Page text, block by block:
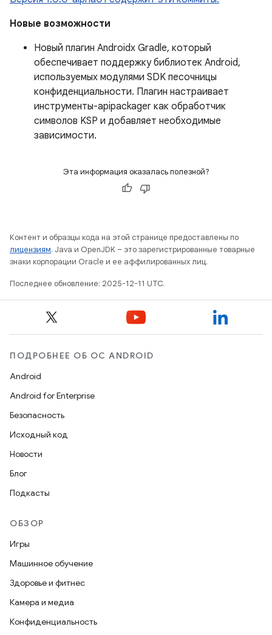
Новые возможности
Новый плагин Androidx Gradle, который
обеспечивает поддержку библиотек Android,
используемых модулями SDK песочницы
конфиденциальности. Плагин настраивает
инструменты-apipackager как обработчик
символов KSP и добавляет необходимые
зависимости.
Эта информация оказалась полезной?
Контент и образцы кода на этой странице предоставлены по
лицензиям. Java и OpenJDK – это зарегистрированные товарные
знаки корпорации Oracle и ее аффилированных лиц.
Последнее обновление: 2025-12-11 UTC.
ПОДРОБНЕЕ ОБ ОС ANDROID
Android
Android for Enterprise
Безопасность
Исходный код
Новости
Блог
Подкасты
ОБЗОР
Игры
Машинное обучение
Здоровье и фитнес
Камера и медиа
Конфиденциальность